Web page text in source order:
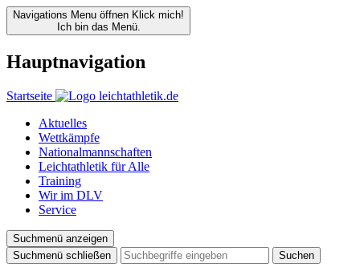
Navigations Menu öffnen Klick mich!
Ich bin das Menü.
Hauptnavigation
Startseite
Aktuelles
Wettkämpfe
Nationalmannschaften
Leichtathletik für Alle
Training
Wir im DLV
Service
Suchmenü anzeigen
Suchmenü schließen
Suchen